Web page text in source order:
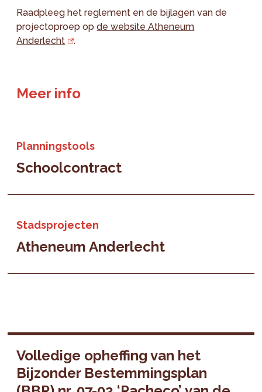
Raadpleeg het reglement en de bijlagen van de
projectoproep opde website Atheneum
Anderlecht
.
Meer info
Planningstools
Schoolcontract
Stadsprojecten
Atheneum Anderlecht
Volledige opheffing van het
Bijzonder Bestemmingsplan